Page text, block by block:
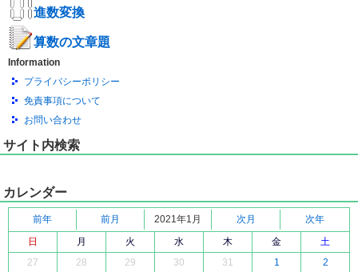
進数変換
算数の文章題
Information
プライバシーポリシー
免責事項について
お問い合わせ
サイト内検索
カレンダー
前年 前月 2021年1月 次月
次年
日
月 火 水 木 金
土
27
28 29 30 31 1 2